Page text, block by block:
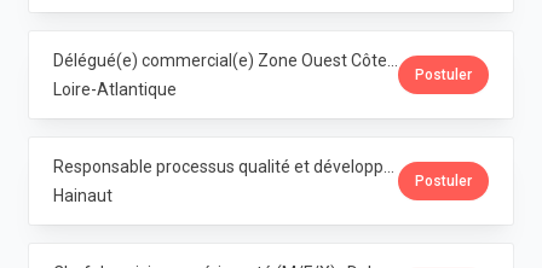
Loire-Atlantique
Postuler
Hainaut
Postuler